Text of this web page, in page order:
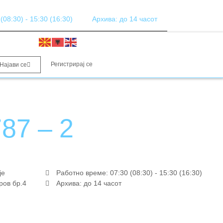
- 15:30 (16:30) Архива: до 14 часот
се Регистрирај се
– 2
бр.4
Работно време: 07:30 (08:30) - 15:30 (16:30)
Архива: до 14 часот